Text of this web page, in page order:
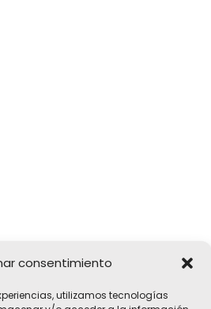
consentimiento
utilizamos tecnologías
d'Onyar, Girona